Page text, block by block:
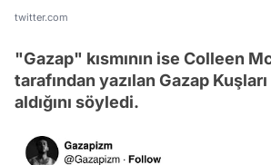
twitter.com
"Gazap" kısmının ise Colleen
tarafından yazılan Gazap
aldığını söyledi.